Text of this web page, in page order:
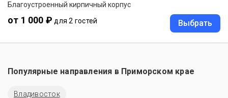
Благоустроенный кирпичный корпус
от 1 000 ₽ для 2 гостей Выбрать
Популярные направления в Приморском крае
Владивосток